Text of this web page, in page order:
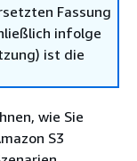
Fassung
infolge
ist die
wie Sie
S3